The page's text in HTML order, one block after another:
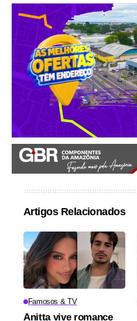
Artigos Relacionados
Famosos & TV
Anitta vive romance